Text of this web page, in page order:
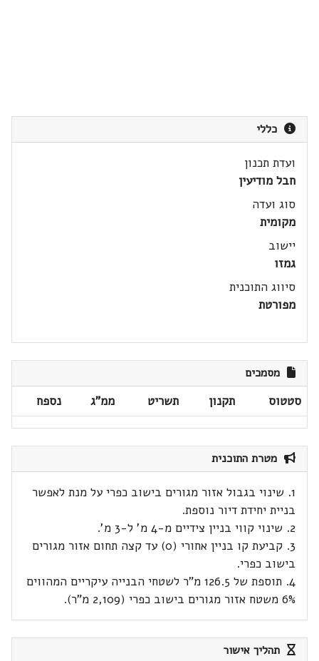
כללי
ועדת תכנון
חבל מודיעין
סוג ועדה
מקומית
יישוב
גמזו
סיווג התוכנית
מפורטת
מסמכים
סטטוס תקנון תשריט ממ"ג נספח
מטרת התוכנית
1. שינוי בגבול אזור מגורים בישוב כפרי על מנת לאפשר
בניית יחידת דיור נוספת.
2. שינוי קווי בניין צידיים מ-4 מ' ל-3 מ'.
3. קביעת קו בניין אחורי (0) עד קצה תחום אזור מגורים
בישוב כפרי.
4. תוספת של 126.5 מ"ר לשטחי הבנייה עיקריים המהווים
6% משטח אזור מגורים בישוב כפרי (2,109 מ"ר).
תהליך אישור